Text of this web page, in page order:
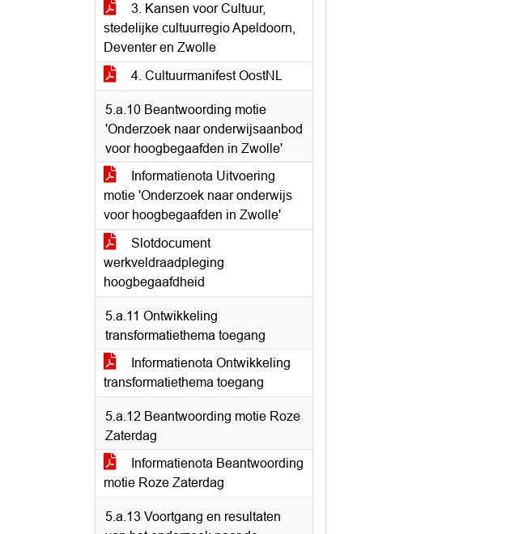
3. Kansen voor Cultuur,
stedelijke cultuurregio Apeldoorn,
Deventer en Zwolle
4. Cultuurmanifest OostNL
5.a.10 Beantwoording motie
'Onderzoek naar onderwijsaanbod
voor hoogbegaafden in Zwolle'
Informatienota Uitvoering
motie 'Onderzoek naar onderwijs
voor hoogbegaafden in Zwolle'
Slotdocument
werkveldraadpleging
hoogbegaafdheid
5.a.11 Ontwikkeling
transformatiethema toegang
Informatienota Ontwikkeling
transformatiethema toegang
5.a.12 Beantwoording motie Roze
Zaterdag
Informatienota Beantwoording
motie Roze Zaterdag
5.a.13 Voortgang en resultaten